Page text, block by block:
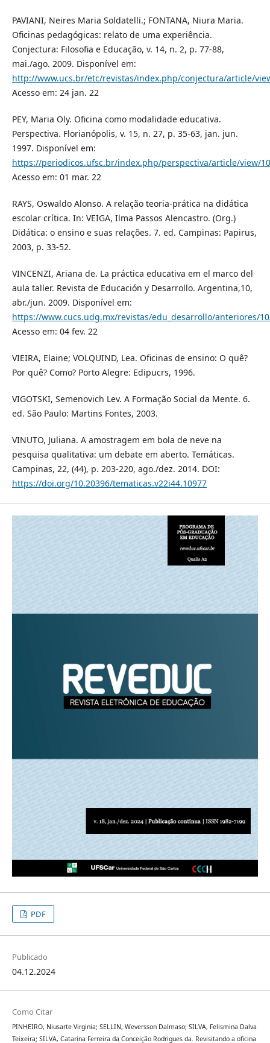
PAVIANI, Neires Maria Soldatelli.; FONTANA, Niura Maria.
Oficinas pedagógicas: relato de uma experiência.
Conjectura: Filosofia e Educação, v. 14, n. 2, p. 77-88,
mai./ago. 2009. Disponível em:
http://www.ucs.br/etc/revistas/index.php/conjectura/article/
Acesso em: 24 jan. 22
PEY, Maria Oly. Oficina como modalidade educativa.
Perspectiva. Florianópolis, v. 15, n. 27, p. 35-63, jan. jun.
1997. Disponível em:
https://periodicos.ufsc.br/index.php/perspectiva/article/view/
Acesso em: 01 mar. 22
RAYS, Oswaldo Alonso. A relação teoria-prática na didática
escolar crítica. In: VEIGA, Ilma Passos Alencastro. (Org.)
Didática: o ensino e suas relações. 7. ed. Campinas: Papirus,
2003, p. 33-52.
VINCENZI, Ariana de. La práctica educativa em el marco del
aula taller. Revista de Educación y Desarrollo. Argentina,10,
abr./jun. 2009. Disponível em:
https://www.cucs.udg.mx/revistas/edu_desarrollo/anteriores/
Acesso em: 04 fev. 22
VIEIRA, Elaine; VOLQUIND, Lea. Oficinas de ensino: O quê?
Por quê? Como? Porto Alegre: Edipucrs, 1996.
VIGOTSKI, Semenovich Lev. A Formação Social da Mente. 6.
ed. São Paulo: Martins Fontes, 2003.
VINUTO, Juliana. A amostragem em bola de neve na
pesquisa qualitativa: um debate em aberto. Temáticas.
Campinas, 22, (44), p. 203-220, ago./dez. 2014. DOI:
https://doi.org/10.20396/tematicas.v22i44.10977
PDF
Publicado
04.12.2024
Como Citar
PINHEIRO, Niusarte Virginia; SELLIN, Weversson Dalmaso; SILVA, Felismina Dalva
Teixeira; SILVA, Catarina Ferreira da Conceição Rodrigues da. Revisitando a oficina